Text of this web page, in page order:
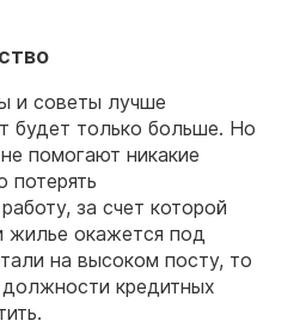
и советы лучше
будет только больше. Но
помогают никакие
потерять
за счет которой
жилье окажется под
на высоком посту, то
кредитных